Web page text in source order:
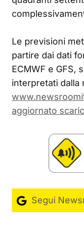
Le previsioni
partire dai dati
ECMWF e GFS,
interpretati dalla
aggiornato
Segui